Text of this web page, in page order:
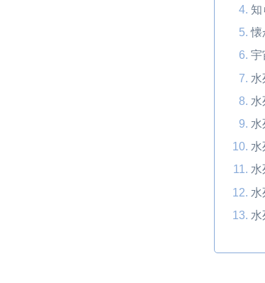
知
懐
宇
水
水
水
水
水
水
水